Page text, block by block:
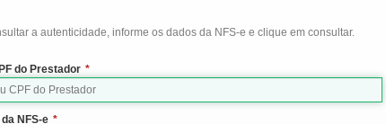
a autenticidade, informe os dados da NFS-e e clique em consultar.
do Prestador *
NFS-e *